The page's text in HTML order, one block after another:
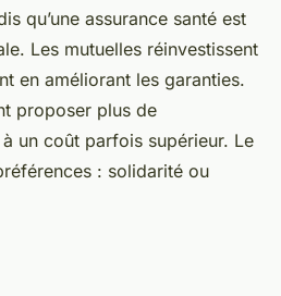
qu’une assurance santé est
Les mutuelles réinvestissent
en améliorant les garanties.
proposer plus de
un coût parfois supérieur. Le
: solidarité ou